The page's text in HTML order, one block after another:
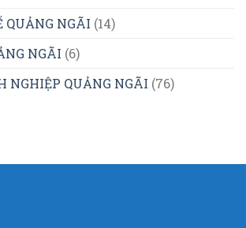
QUẢNG NGÃI (14)
NGÃI (6)
NGHIỆP QUẢNG NGÃI (76)